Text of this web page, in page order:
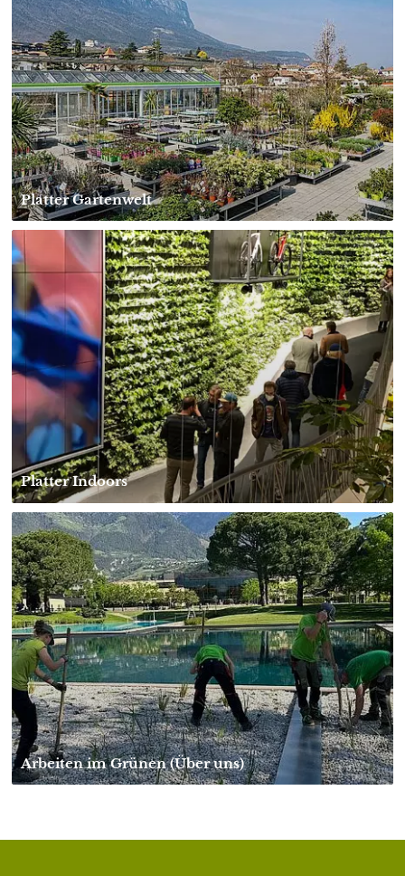
Platter Gartenwelt
Platter Indoors
Arbeiten im Grünen (Über uns)